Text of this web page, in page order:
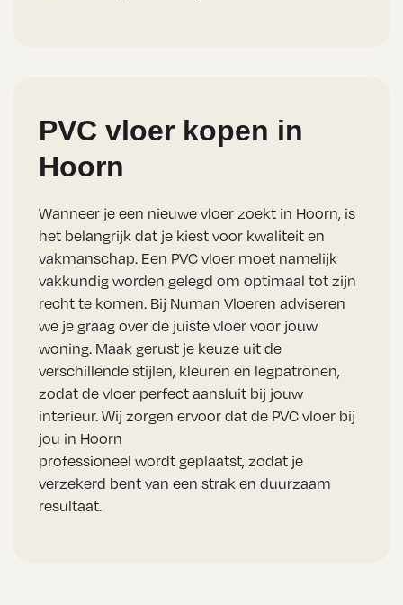
PVC vloer kopen in
Hoorn
Wanneer je een nieuwe vloer zoekt in Hoorn, is
het belangrijk dat je kiest voor kwaliteit en
vakmanschap. Een PVC vloer moet namelijk
vakkundig worden gelegd om optimaal tot zijn
recht te komen. Bij Numan Vloeren adviseren
we je graag over de juiste vloer voor jouw
woning. Maak gerust je keuze uit de
verschillende stijlen, kleuren en legpatronen,
zodat de vloer perfect aansluit bij jouw
interieur. Wij zorgen ervoor dat de PVC vloer bij
jou in Hoorn
professioneel wordt geplaatst, zodat je
verzekerd bent van een strak en duurzaam
resultaat.